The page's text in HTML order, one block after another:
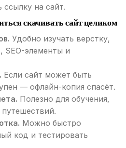
ссылку на сайт.
скачивать сайт целиком
Удобно изучать верстку,
SEO-элементы и
Если сайт может быть
— офлайн-копия спасёт.
Полезно для обучения,
Можно быстро
код и тестировать